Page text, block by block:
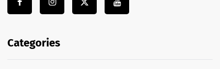
Categories